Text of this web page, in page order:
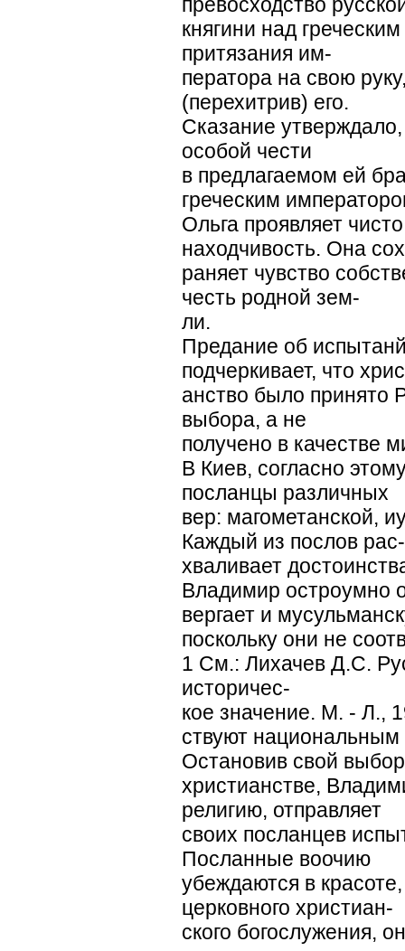
княгини над
притязания им-
ператора на свою
(перехитрив) его.
Сказание утверждало,
особой чести
в предлагаемом ей
греческим
Ольга проявляет
находчивость. Она
раняет чувство
честь родной зем-
ли.
Предание об
подчеркивает, что
анство было принято
выбора, а не
получено в качестве
В Киев, согласно
посланцы различных
вер: магометанской,
Каждый из послов рас-
хваливает
Владимир остроумно
вергает и
поскольку они не
1 См.: Лихачев Д.С.
историчес-
кое значение. М. - Л.,
ствуют
Остановив свой
христианстве,
религию, отправляет
своих посланцев
Посланные воочию
убеждаются в
церковного христиан-
ского богослужения,